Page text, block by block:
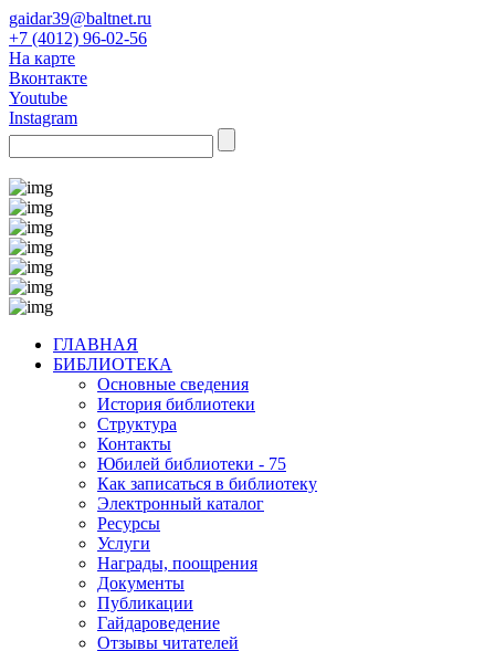
gaidar39@baltnet.ru
+7 (4012) 96-02-56
На карте
Вконтакте
Youtube
Instagram
ГЛАВНАЯ
БИБЛИОТЕКА
Основные сведения
История библиотеки
Структура
Контакты
Юбилей библиотеки - 75
Как записаться в библиотеку
Электронный каталог
Ресурсы
Услуги
Награды, поощрения
Документы
Публикации
Гайдароведение
Отзывы читателей